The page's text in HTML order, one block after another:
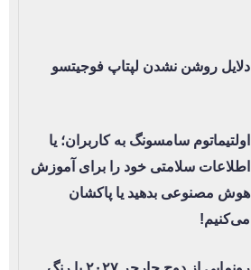
دلایل روشن نشدن لپتاپ فوجیتسو
اولتیماتوم سامسونگ به کاربران؛ یا
اطلاعات سلامتی خود را برای آموزش
هوش مصنوعی بدهید یا پاکشان
می‌کنیم!